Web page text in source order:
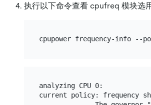
执行以下命令查看 cpufreq 模块选
analyzing CPU 0:
current policy: frequency